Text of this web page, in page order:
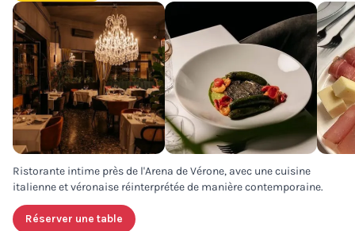
Ristorante intime près de l'Arena de Vérone, avec une cuisine
italienne et véronaise réinterprétée de manière contemporaine.
Réserver une table